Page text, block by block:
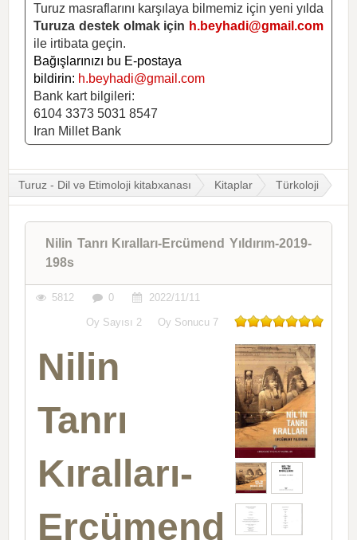
Turuz masraflarını karşılaya bilmemiz için yeni yılda
Turuza destek olmak için h.beyhadi@gmail.com
ile irtibata geçin.
Bağışlarınızı bu E-postaya
bildirin: h.beyhadi@gmail.com
Bank kart bilgileri:
6104 3373 5031 8547
Iran Millet Bank
Turuz - Dil və Etimoloji kitabxanası Kitaplar Türkoloji
Nilin Tanrı Kıralları-Ercümend Yıldırım-2019-
198s
5812 0 2022/11/11
Oy Sayısı 2 Oy Sonucu 7
Nilin
Tanrı
Kıralları-
Ercümend